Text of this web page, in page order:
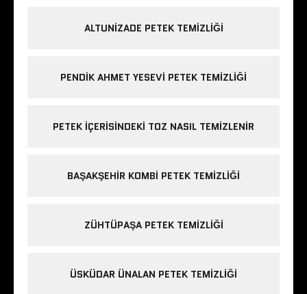
ALTUNIZADE PETEK TEMIZLIĞI
PENDIK AHMET YESEVI PETEK TEMIZLIĞI
PETEK IÇERISINDEKI TOZ NASIL TEMIZLENIR
BAŞAKŞEHIR KOMBI PETEK TEMIZLIĞI
ZÜHTÜPAŞA PETEK TEMIZLIĞI
ÜSKÜDAR ÜNALAN PETEK TEMIZLIĞI